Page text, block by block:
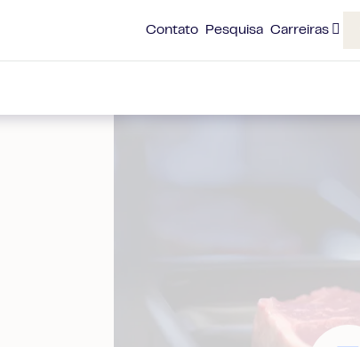
Contato Pesquisa Carreiras